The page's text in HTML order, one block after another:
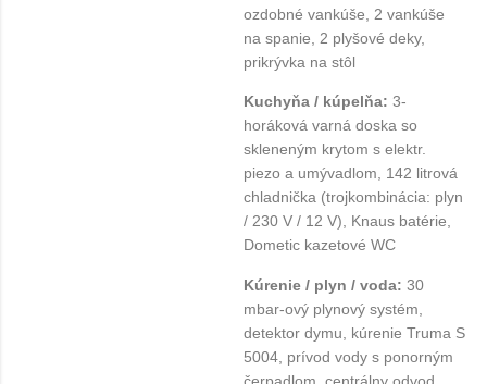
ozdobné vankúše, 2 vankúše
na spanie, 2 plyšové deky,
prikrývka na stôl
Kuchyňa / kúpelňa: 3-
horáková varná doska so
skleneným krytom s elektr.
piezo a umývadlom, 142 litrová
chladnička (trojkombinácia: plyn
/ 230 V / 12 V), Knaus batérie,
Dometic kazetové WC
Kúrenie / plyn / voda: 30
mbar-ový plynový systém,
detektor dymu, kúrenie Truma S
5004, prívod vody s ponorným
čerpadlom, centrálny odvod